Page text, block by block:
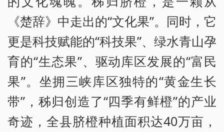
《楚辞》中走出的“文化果”。同时，它
更是科技赋能的“科技果”、绿水青山孕
育的“生态果”、驱动库区发展的“富民
果”。坐拥三峡库区独特的“黄金生长
带”，秭归创造了“四季有鲜橙”的产业
奇迹，全县脐橙种植面积达40万亩，